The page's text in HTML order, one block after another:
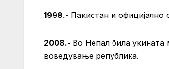
1998.- Пакистан и официјално
2008.- Во Непал била укината
воведување република.